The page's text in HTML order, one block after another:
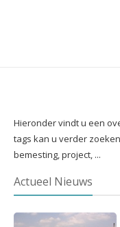
Hieronder vindt u een
tags kan u verder
bemesting, project, ...
Actueel Nieuws